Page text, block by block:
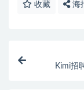
收藏 海
Kimi招